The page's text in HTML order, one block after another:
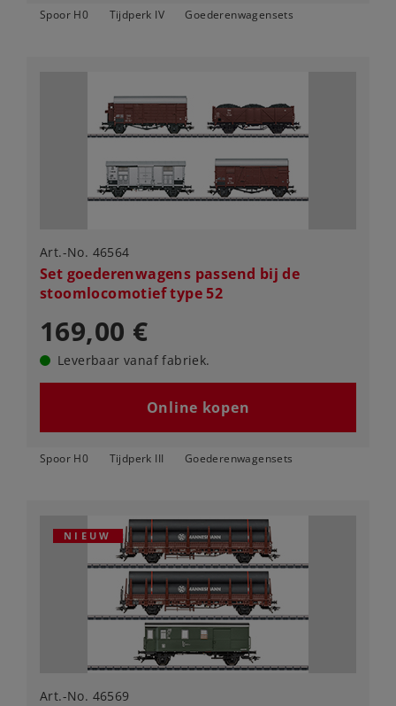
Spoor H0 Tijdperk IV Goederenwagensets
Art.-No. 46564
Set goederenwagens passend bij de
stoomlocomotief type 52
169,00 €
Leverbaar vanaf fabriek.
Online kopen
Spoor H0 Tijdperk III Goederenwagensets
NIEUW
Art.-No. 46569